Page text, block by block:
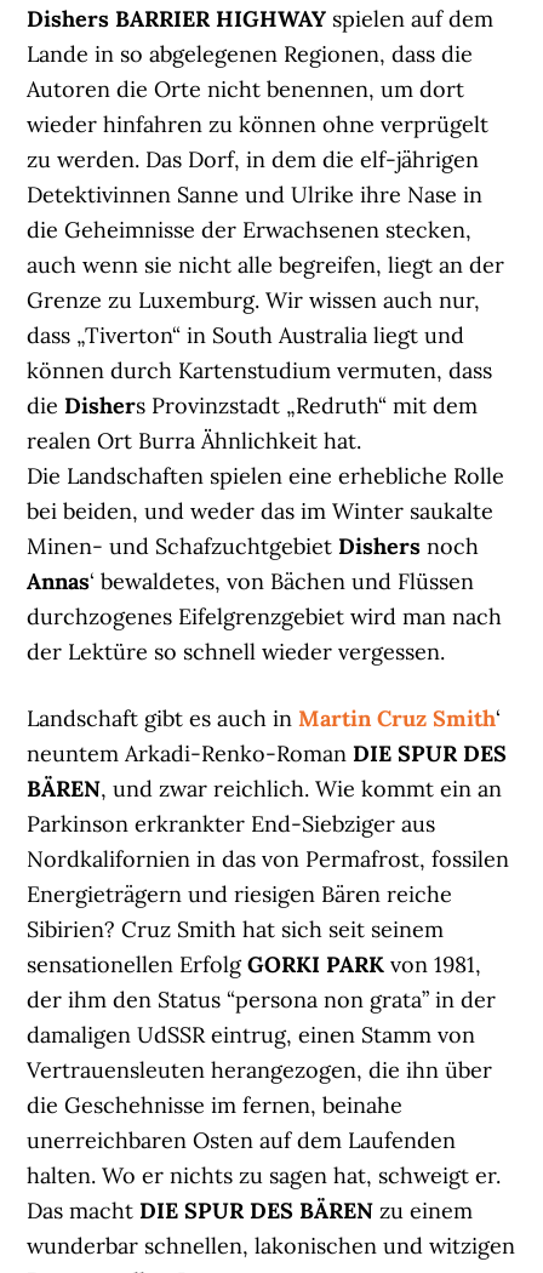
Dishers BARRIER HIGHWAY spielen auf dem
Lande in so abgelegenen Regionen, dass die
Autoren die Orte nicht benennen, um dort
wieder hinfahren zu können ohne verprügelt
zu werden. Das Dorf, in dem die elf-jährigen
Detektivinnen Sanne und Ulrike ihre Nase in
die Geheimnisse der Erwachsenen stecken,
auch wenn sie nicht alle begreifen, liegt an der
Grenze zu Luxemburg. Wir wissen auch nur,
dass „Tiverton“ in South Australia liegt und
können durch Kartenstudium vermuten, dass
dieDishers Provinzstadt „Redruth“ mit dem
realen Ort Burra Ähnlichkeit hat.
Die Landschaften spielen eine erhebliche Rolle
bei beiden, und weder das im Winter saukalte
Minen- und SchafzuchtgebietDishers noch
Annas‘ bewaldetes, von Bächen und Flüssen
durchzogenes Eifelgrenzgebiet wird man nach
der Lektüre so schnell wieder vergessen.
Landschaft gibt es auch inMartin Cruz Smith‘
neuntem Arkadi-Renko-RomanDIE SPUR DES
BÄREN, und zwar reichlich. Wie kommt ein an
Parkinson erkrankter End-Siebziger aus
Nordkalifornien in das von Permafrost, fossilen
Energieträgern und riesigen Bären reiche
Sibirien? Cruz Smith hat sich seit seinem
sensationellen ErfolgGORKI PARK von 1981,
der ihm den Status “persona non grata” in der
damaligen UdSSR eintrug, einen Stamm von
Vertrauensleuten herangezogen, die ihn über
die Geschehnisse im fernen, beinahe
unerreichbaren Osten auf dem Laufenden
halten. Wo er nichts zu sagen hat, schweigt er.
Das machtDIE SPUR DES BÄRENzu einem
wunderbar schnellen, lakonischen und witzigen